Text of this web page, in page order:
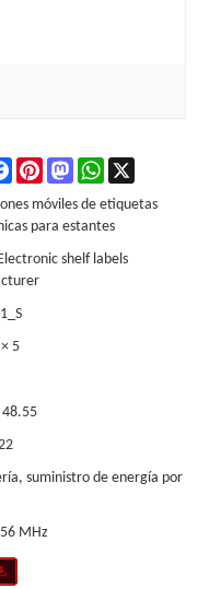
FacebookPinterestMastodonWhatsApp
móviles de etiquetas
para estantes
shelf labels
5
suministro de energía por
MHz